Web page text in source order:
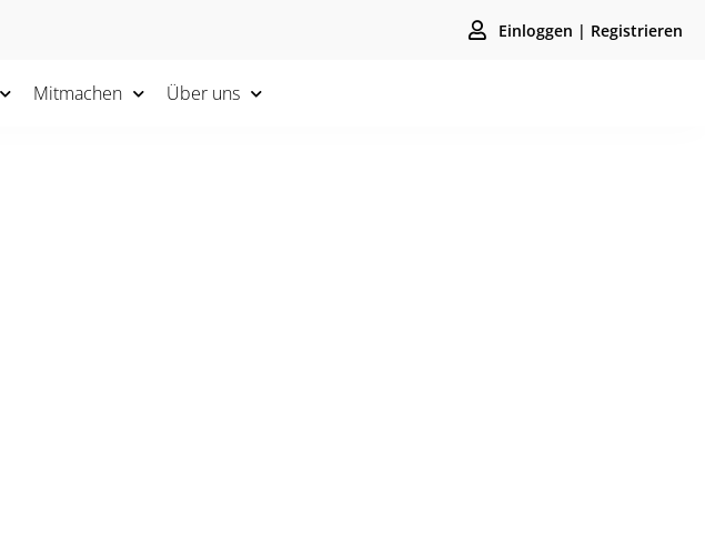
Einloggen | Registrieren
Mitmachen Über uns